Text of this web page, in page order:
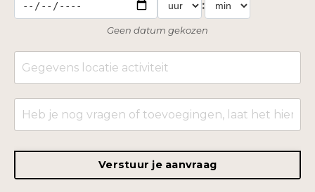
:
Geen datum gekozen
Verstuur je aanvraag